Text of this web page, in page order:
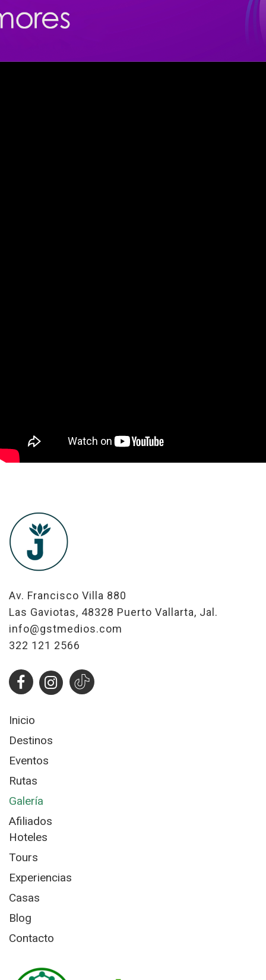
Av. Francisco Villa 880
Las Gaviotas, 48328 Puerto Vallarta, Jal.
info@gstmedios.com
322 121 2566
Inicio
Destinos
Eventos
Rutas
Galería
Afiliados
Hoteles
Tours
Experiencias
Casas
Blog
Contacto